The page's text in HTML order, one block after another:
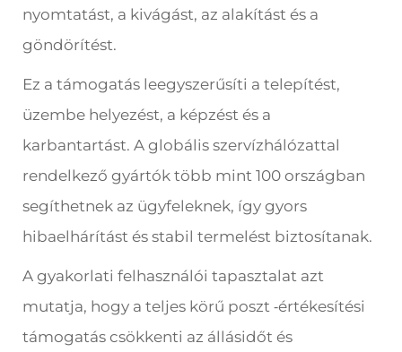
nyomtatást, a kivágást, az alakítást és a
göndörítést.
Ez a támogatás leegyszerűsíti a telepítést,
üzembe helyezést, a képzést és a
karbantartást. A globális szervízhálózattal
rendelkező gyártók több mint 100 országban
segíthetnek az ügyfeleknek, így gyors
hibaelhárítást és stabil termelést biztosítanak.
A gyakorlati felhasználói tapasztalat azt
mutatja, hogy a teljes körű poszt -értékesítési
támogatás csökkenti az állásidőt és